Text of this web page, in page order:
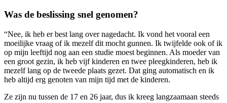
Was de beslissing snel genomen?
“Nee, ik heb er best lang over nagedacht. Ik vond het vooral een
moeilijke vraag of ik mezelf dit mocht gunnen. Ik twijfelde ook of ik
op mijn leeftijd nog aan een studie moest beginnen. Als moeder van
een groot gezin, ik heb vijf kinderen en twee pleegkinderen, heb ik
mezelf lang op de tweede plaats gezet. Dat ging automatisch en ik
heb altijd erg genoten van mijn tijd met de kinderen.
Ze zijn nu tussen de 17 en 26 jaar, dus ik kreeg langzaamaan steeds